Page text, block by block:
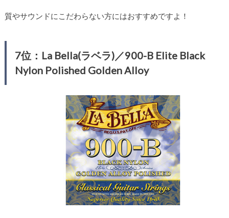
質やサウンドにこだわらない方にはおすすめですよ！
7位：La Bella(ラベラ)／900-B Elite Black
Nylon Polished Golden Alloy